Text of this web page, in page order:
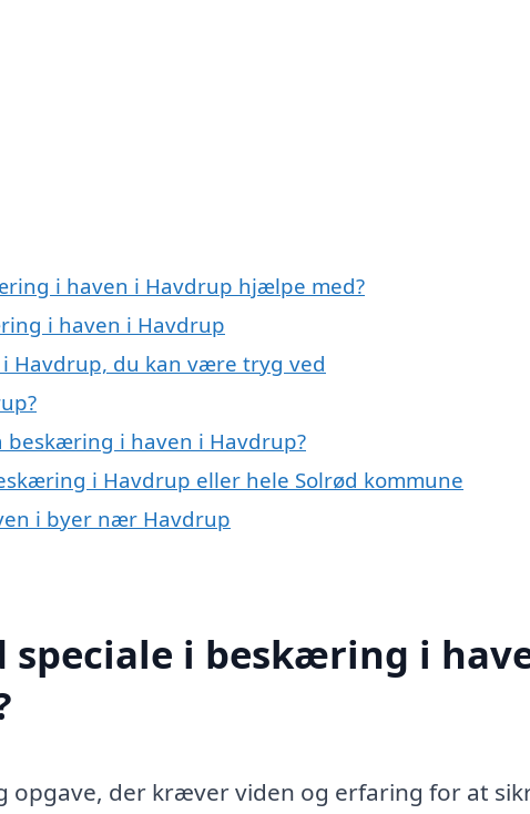
i haven i Havdrup hjælpe med?
i haven i Havdrup
Havdrup, du kan være tryg ved
i haven i Havdrup?
i Havdrup eller hele Solrød kommune
i byer nær Havdrup
speciale i beskæring i
opgave, der kræver viden og erfaring for at